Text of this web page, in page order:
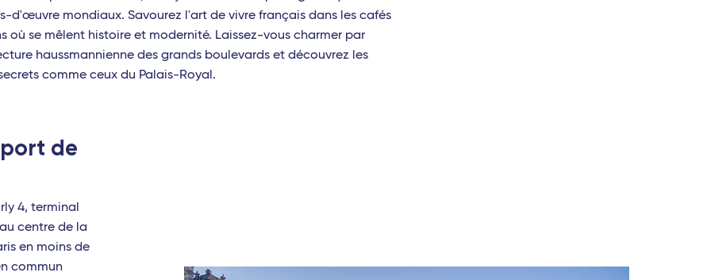
d'œuvre mondiaux. Savourez l'art de vivre français dans les cafés
où se mêlent histoire et modernité. Laissez-vous charmer par
haussmannienne des grands boulevards et découvrez les
comme ceux du Palais-Royal.
de
4, terminal
centre de la
en moins de
commun